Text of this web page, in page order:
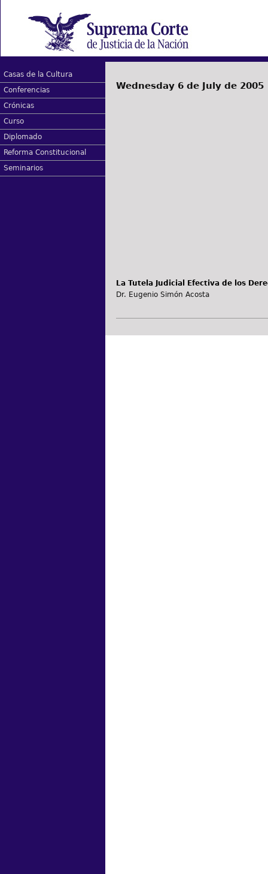
Casas de la Cultura
Conferencias
Crónicas
Curso
Diplomado
Reforma Constitucional
Seminarios
Wednesday 6 de July de 2005
La Tutela Judicial Efectiva de los
Dr. Eugenio Simón Acosta